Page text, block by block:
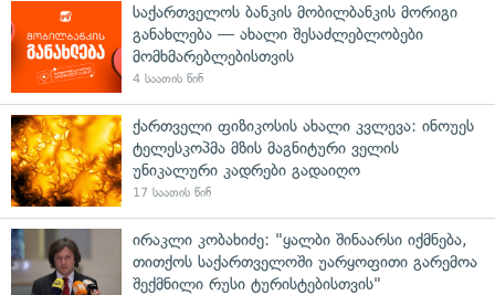
საქართველოს ბანკის მობილბანკის მორიგი
განახლება — ახალი შესაძლებლობები
მომხმარებლებისთვის
4 საათის წინ
ქართველი ფიზიკოსის ახალი კვლევა: ინოუეს
ტელესკოპმა მზის მაგნიტური ველის
უნიკალური კადრები გადაიღო
17 საათის წინ
ირაკლი კობახიძე: "ყალბი შინაარსი იქმნება,
თითქოს საქართველოში უარყოფითი გარემოა
შექმნილი რუსი ტურისტებისთვის"